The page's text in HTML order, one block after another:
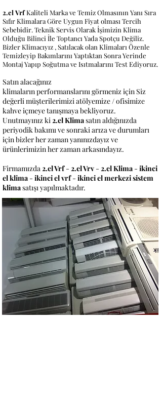
2.el VrfKaliteli Marka ve Temiz Olmasının Yanı Sıra
Sıfır Klimalara Göre Uygun Fiyat olması Tercih
Sebebidir. Teknik Servis Olarak İşimizin Klima
Olduğu Bilinci İle Toptancı Yada Spotçu Değiliz.
Bizler Klimacıyız , Satılacak olan Klimaları Özenle
Temizleyip Bakımlarını Yaptıktan Sonra Yerinde
Montaj Yapıp Soğutma ve Isıtmalarını Test Ediyoruz.
Satın alacağınız
klimaların performanslarını görmeniz için Siz
değerli müşterilerimizi atölyemize / ofisimize
kahve içmeye tanışmaya bekliyoruz.
Unutmayınız ki2.el Klimasatın aldığınızda
periyodik bakımı ve sonraki arıza ve durumları
için bizler her zaman yanınızdayız ve
ürünlerimizin her zaman arkasındayız.
Firmamızda2.el Vrf- 2.el Vrv - 2.el Klima - ikinci
el klima - ikinci el vrf- ikinci el merkezi sistem
klimasatışı yapılmaktadır.